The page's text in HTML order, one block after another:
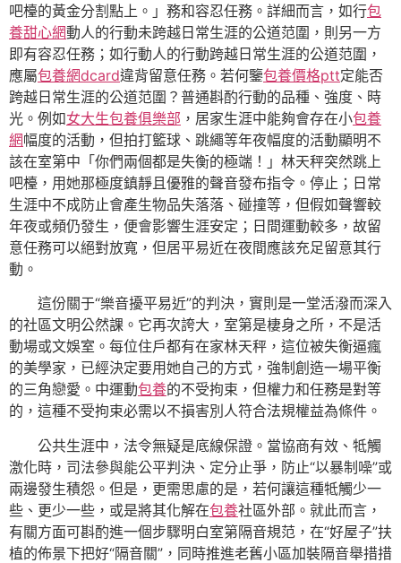
吧檯的黃金分割點上。」務和容忍任務。詳細而言，如行包
養甜心網動人的行動未跨越日常生涯的公道范圍，則另一方
即有容忍任務；如行動人的行動跨越日常生涯的公道范圍，
應屬包養網dcard違背留意任務。若何鑒包養價格ptt定能否
跨越日常生涯的公道范圍？普通斟酌行動的品種、強度、時
光。例如女大生包養俱樂部 ，居家生涯中能夠會存在小包養
網幅度的活動，但拍打籃球、跳繩等年夜幅度的活動顯明不
該在室第中「你們兩個都是失衡的極端！」林天秤突然跳上
吧檯，用她那極度鎮靜且優雅的聲音發布指令。停止；日常
生涯中不成防止會產生物品失落落、碰撞等，但假如聲響較
年夜或頻仍發生，便會影響生涯安定；日間運動較多，故留
意任務可以絕對放寬，但居平易近在夜間應該充足留意其行
動。
這份關于“樂音擾平易近”的判決，實則是一堂活潑而深入
的社區文明公然課。它再次誇大，室第是棲身之所，不是活
動場或文娛室。每位住戶都有在家林天秤，這位被失衡逼瘋
的美學家，已經決定要用她自己的方式，強制創造一場平衡
的三角戀愛。中運動包養的不受拘束，但權力和任務是對等
的，這種不受拘束必需以不損害別人符合法規權益為條件。
公共生涯中，法令無疑是底線保證。當協商有效、牴觸
激化時，司法參與能公平判決、定分止爭，防止“以暴制噪”或
兩邊發生積怨。但是，更需思慮的是，若何讓這種牴觸少一
些、更少一些，或是將其化解在包養社區外部。就此而言，
有關方面可斟酌進一個步驟明白室第隔音規范，在“好屋子”扶
植的佈景下把好“隔音關”，同時推進老舊小區加裝隔音舉措措